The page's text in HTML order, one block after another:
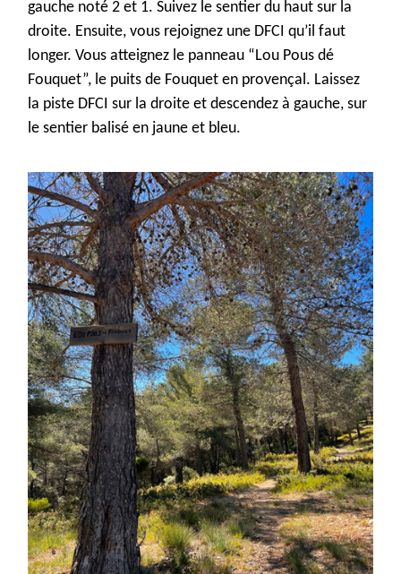
gauche noté 2 et 1. Suivez le sentier du haut sur la
droite. Ensuite, vous rejoignez une DFCI qu’il faut
longer. Vous atteignez le panneau “Lou Pous dé
Fouquet”, le puits de Fouquet en provençal. Laissez
la piste DFCI sur la droite et descendez à gauche, sur
le sentier balisé en jaune et bleu.